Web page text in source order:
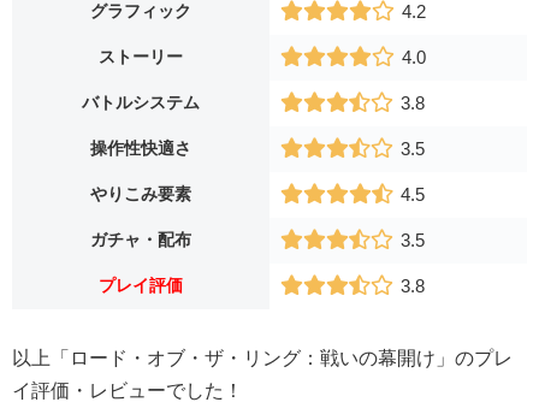
グラフィック 4.2
ストーリー 4.0
バトルシステム 3.8
操作性快適さ 3.5
やりこみ要素 4.5
ガチャ・配布 3.5
プレイ評価 3.8
以上「ロード・オブ・ザ・リング：戦いの幕開け」のプレ
イ評価・レビューでした！